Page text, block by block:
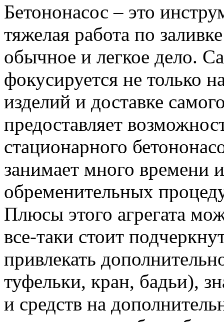
Бетононасос – это
тяжелая работа по
обычное и легкое дело.
фокусируется не только
изделий и доставке
предоставляет
стационарного
занимает много времени
обременительных
Плюсы этого агрегата
все-таки стоит
привлекать
туфельки, кран, бадьи),
и средств на